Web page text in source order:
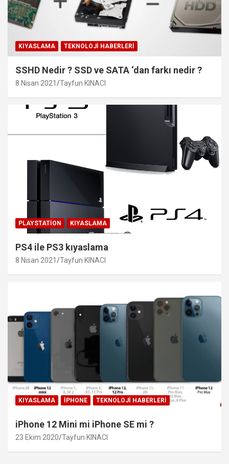
KIYASLAMA TEKNOLOJI HABERLERI
SSHD Nedir ? SSD ve SATA ‘dan farkı nedir ?
8 Nisan 2021 Tayfun KINACI
PLAYSTATION KIYASLAMA
PS4 ile PS3 kıyaslama
8 Nisan 2021 Tayfun KINACI
KIYASLAMA IPHONE TEKNOLOJI HABERLERI
iPhone 12 Mini mi iPhone SE mi ?
23 Ekim 2020 Tayfun KINACI